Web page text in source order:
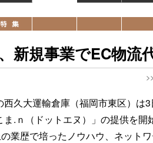
新規事業でEC物流
>>
西久大運輸倉庫（福岡市東区）は
.ｎ（ドットエヌ）」の提供を開
業歴で培ったノウハウ、ネット